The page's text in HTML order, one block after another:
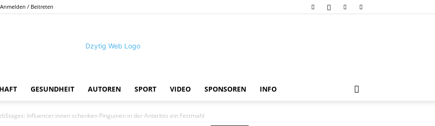
Anmelden / Beitreten
GESUNDHEIT AUTOREN SPORT VIDEO SPONSOREN INFO
Influencer:innen schenken Pinguinen in der Antarktis ein Festmahl